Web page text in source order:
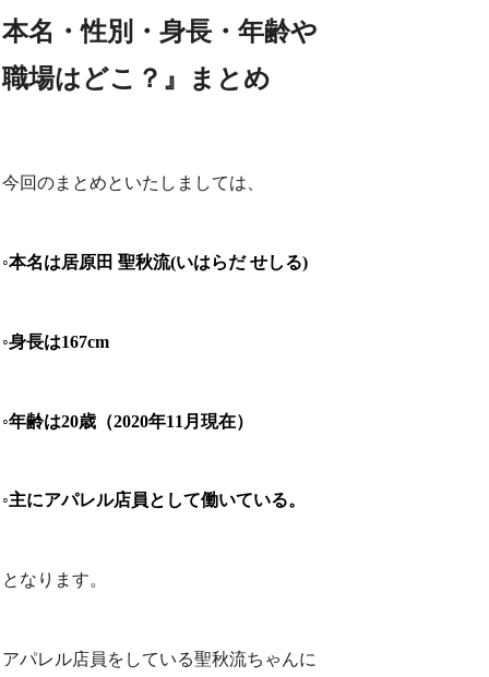
本名・性別・身長・年齢や
職場はどこ？』まとめ
今回のまとめといたしましては、
◦本名は居原田 聖秋流(いはらだ せしる)
◦身長は167cm
◦年齢は20歳（2020年11月現在）
◦主にアパレル店員として働いている。
となります。
アパレル店員をしている聖秋流ちゃんに